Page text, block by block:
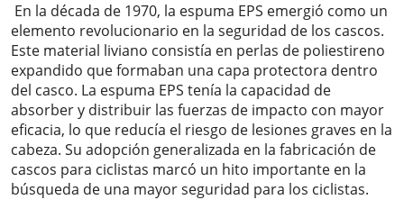
En la década de 1970, la espuma EPS emergió como un
elemento revolucionario en la seguridad de los cascos.
Este material liviano consistía en perlas de poliestireno
expandido que formaban una capa protectora dentro
del casco. La espuma EPS tenía la capacidad de
absorber y distribuir las fuerzas de impacto con mayor
eficacia, lo que reducía el riesgo de lesiones graves en la
cabeza. Su adopción generalizada en la fabricación de
cascos para ciclistas marcó un hito importante en la
búsqueda de una mayor seguridad para los ciclistas.